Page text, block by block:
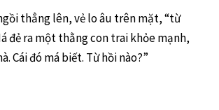
thẳng lên, vẻ lo âu trên mặt, “từ
đẻ ra một thằng con trai khỏe mạnh,
Cái đó má biết. Từ hồi nào?”